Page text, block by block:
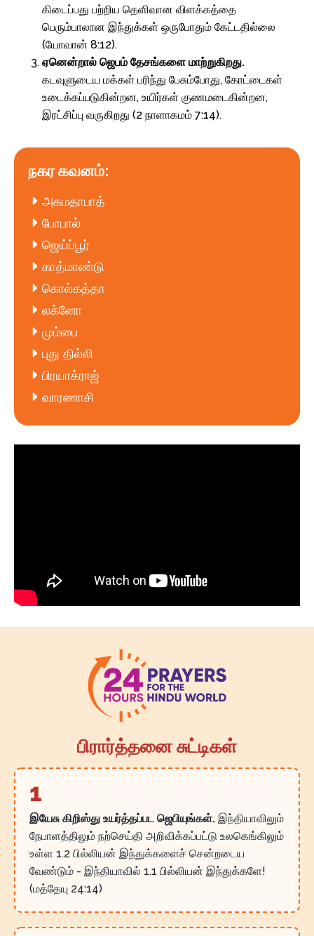
கிடைப்பது பற்றிய தெளிவான விளக்கத்தை
பெரும்பாலான இந்துக்கள் ஒருபோதும் கேட்டதில்லை
(யோவான் 8:12).
ஏனென்றால் ஜெபம் தேசங்களை மாற்றுகிறது.
கடவுளுடைய மக்கள் பரிந்து பேசும்போது, கோட்டைகள்
உடைக்கப்படுகின்றன, உயிர்கள் குணமடைகின்றன,
இரட்சிப்பு வருகிறது (2 நாளாகமம் 7:14).
நகர கவனம்:
அகமதாபாத்
போபால்
ஜெய்ப்பூர்
காத்மாண்டு
கொல்கத்தா
லக்னோ
மும்பை
புது தில்லி
பிரயாக்ராஜ்
வாரணாசி
பிரார்த்தனை சுட்டிகள்
1
இயேசு கிறிஸ்து உயர்த்தப்பட ஜெபியுங்கள். இந்தியாவிலும்
நேபாளத்திலும் நற்செய்தி அறிவிக்கப்பட்டு உலகெங்கிலும்
உள்ள 1.2 பில்லியன் இந்துக்களைச் சென்றடைய
வேண்டும் - இந்தியாவில் 1.1 பில்லியன் இந்துக்களே!
(மத்தேயு 24:14)